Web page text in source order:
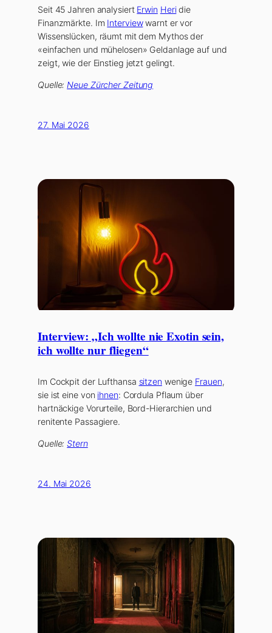
Seit 45 Jahren analysiert Erwin Heridie
Finanzmärkte. Im Interviewwarnt er vor
Wissenslücken, räumt mit dem Mythos der
«einfachen und mühelosen» Geldanlage auf und
zeigt, wie der Einstieg jetzt gelingt.
Quelle: Neue Zürcher Zeitung
27. Mai 2026
Interview: „Ich wollte nie Exotin sein,
ich wollte nur fliegen“
Im Cockpit der Lufthansa sitzen wenige Frauen,
sie ist eine von ihnen: Cordula Pflaum über
hartnäckige Vorurteile, Bord-Hierarchien und
renitente Passagiere.
Quelle:Stern
24. Mai 2026